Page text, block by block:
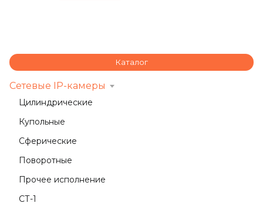
Каталог
Сетевые IP-камеры
Цилиндрические
Купольные
Сферические
Поворотные
Прочее исполнение
СТ-1